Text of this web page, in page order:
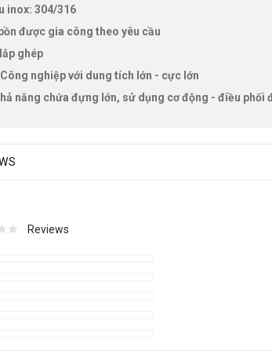
inox: 304/316
được gia công theo yêu cầu
ghép
nghiệp với dung tích lớn - cực lớn
năng chứa đựng lớn, sử dụng cơ động - điều phối
% of100
Reviews